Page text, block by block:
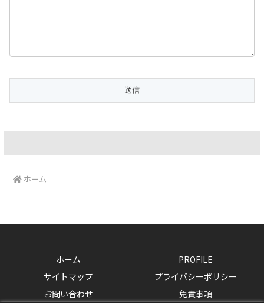
ホーム
ホーム
PROFILE
サイトマップ
プライバシーポリシー
お問い合わせ
免責事項